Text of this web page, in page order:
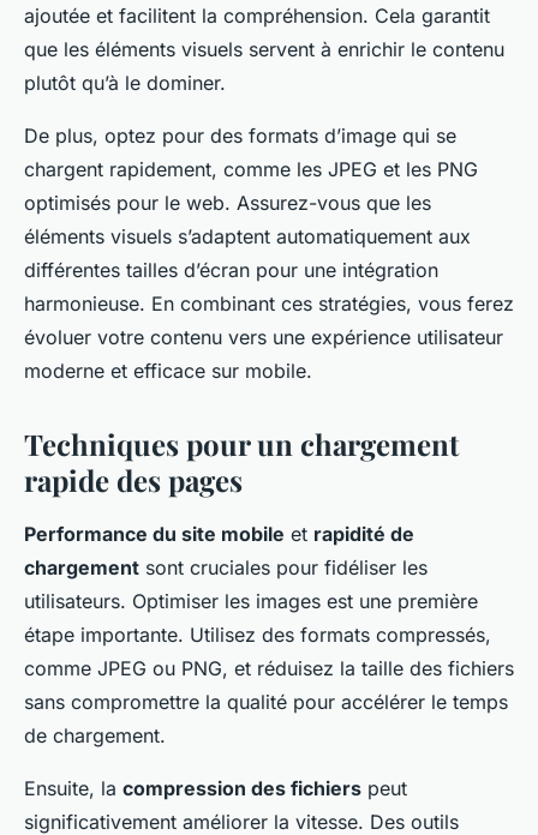
ajoutée et facilitent la compréhension. Cela garantit
que les éléments visuels servent à enrichir le contenu
plutôt qu’à le dominer.
De plus, optez pour des formats d’image qui se
chargent rapidement, comme les JPEG et les PNG
optimisés pour le web. Assurez-vous que les
éléments visuels s’adaptent automatiquement aux
différentes tailles d’écran pour une intégration
harmonieuse. En combinant ces stratégies, vous ferez
évoluer votre contenu vers une expérience utilisateur
moderne et efficace sur mobile.
Techniques pour un chargement
rapide des pages
Performance du site mobile et rapidité de
chargement sont cruciales pour fidéliser les
utilisateurs. Optimiser les images est une première
étape importante. Utilisez des formats compressés,
comme JPEG ou PNG, et réduisez la taille des fichiers
sans compromettre la qualité pour accélérer le temps
de chargement.
Ensuite, la compression des fichiers peut
significativement améliorer la vitesse. Des outils